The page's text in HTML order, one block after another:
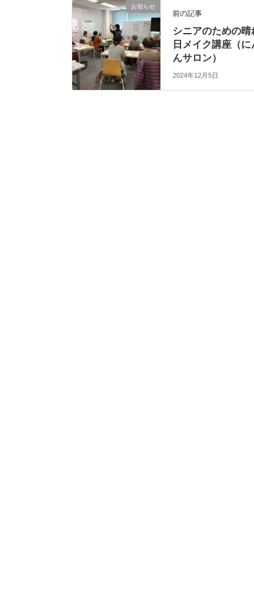
お知らせ
前の記事
シニアのための晴
日メイク講座（に
んサロン）
2024年12月5日